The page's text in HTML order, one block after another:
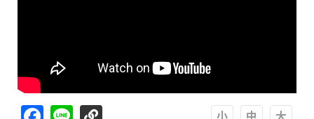
Facebook
Line